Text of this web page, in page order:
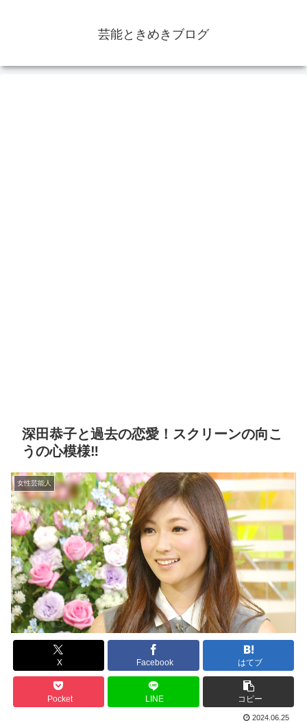
芸能ときめきブログ
深田恭子と過去の恋愛！スクリーンの向こ
うの心模様‼
女性芸能人
X Facebook はてブ
Pocket LINE コピー
2024.06.25